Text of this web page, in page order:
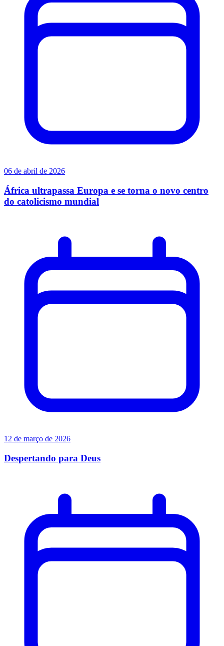
06 de abril de 2026
África ultrapassa Europa e se torna o novo centro
do catolicismo mundial
12 de março de 2026
Despertando para Deus